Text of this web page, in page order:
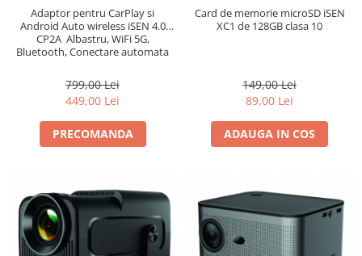
Adaptor pentru CarPlay si
Android Auto wireless iSEN 4.0
CP2A Albastru, WiFi 5G,
Bluetooth, Conectare automata
799,00 Lei
449,00 Lei
PRECOMANDA
Card de memorie microSD iSEN
XC1 de 128GB clasa 10
149,00 Lei
89,00 Lei
ADAUGA IN COS